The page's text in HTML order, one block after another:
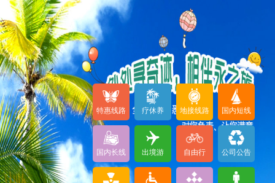
特惠线路 疗休养 地接线路 国内短线
国内长线 出境游 自由行 公司公告